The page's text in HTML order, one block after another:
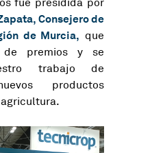
Consejero de
de Murcia, que
de premios y se
trabajo de
productos